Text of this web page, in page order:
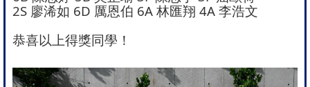
2S 廖浠如 6D 厲恩伯 6A 林匯翔 4A 李浩文
恭喜以上得獎同學！